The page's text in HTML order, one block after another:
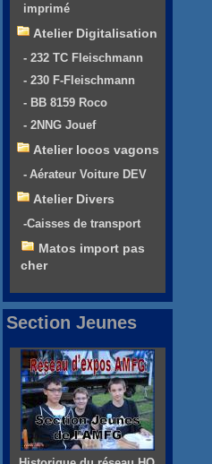
imprimé
Atelier Digitalisation
- 232 TC Fleischmann
- 230 F-Fleischmann
- BB 8159 Roco
- 2NNG Jouef
Atelier locos vagons
- Aérateur Voiture DEV
Atelier Divers
-Caisses de transport
Matos import pas
cher
Section Jeunes